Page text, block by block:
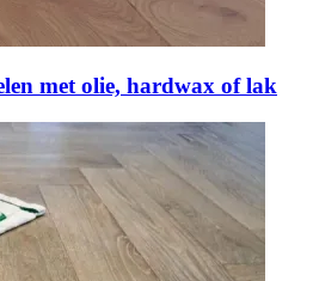
met olie, hardwax of lak